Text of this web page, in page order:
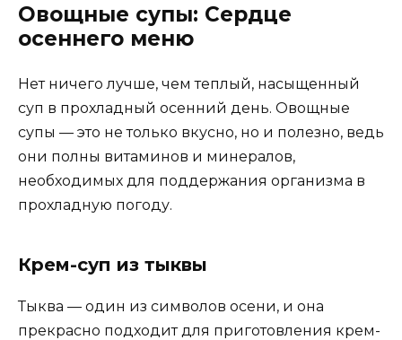
Овощные супы: Сердце
осеннего меню
Нет ничего лучше, чем теплый, насыщенный
суп в прохладный осенний день. Овощные
супы — это не только вкусно, но и полезно, ведь
они полны витаминов и минералов,
необходимых для поддержания организма в
прохладную погоду.
Крем-суп из тыквы
Тыква — один из символов осени, и она
прекрасно подходит для приготовления крем-